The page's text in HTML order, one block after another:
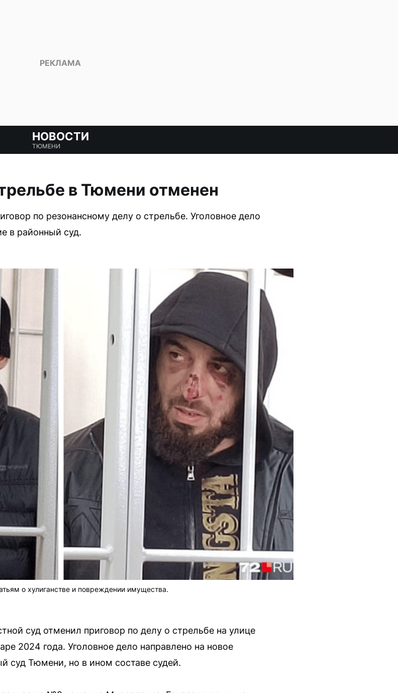
НОВОСТИ
ТЮМЕНИ
в Тюмени отменен
по резонансному делу о стрельбе. Уголовное дело
в районный суд.
о хулиганстве и повреждении имущества.
суд отменил приговор по делу о стрельбе на улице
2024 года. Уголовное дело направлено на новое
суд Тюмени, но в ином составе судей.